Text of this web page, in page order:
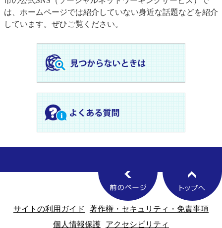
は、ホームページでは紹介していない身近な話題などを紹介
しています。ぜひご覧ください。
サイトの利用ガイド
著作権・セキュリティ・免責事項
個人情報保護
アクセシビリティ